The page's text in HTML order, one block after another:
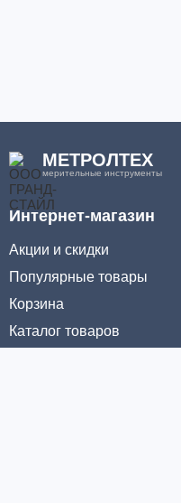
МЕТРОЛТЕХ
мерительные инструменты
Интернет-магазин
Акции и скидки
Популярные товары
Корзина
Каталог товаров